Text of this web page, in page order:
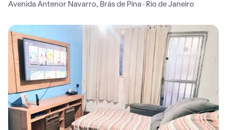
Avenida Antenor Navarro, Brás de Pina · Rio de Janeiro